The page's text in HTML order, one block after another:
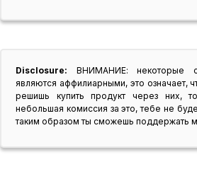
Disclosure: ВНИМАНИЕ: некоторые
являются аффилиарными, это означает,
решишь купить продукт через них,
небольшая комиссия за это, тебе не
таким образом ты сможешь поддержать